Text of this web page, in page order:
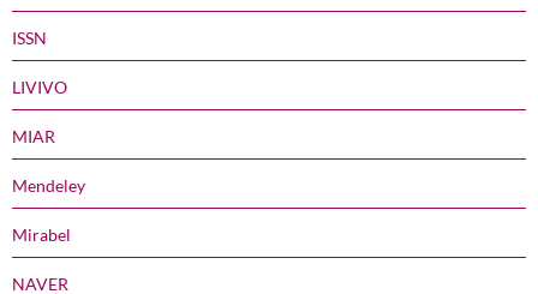
ISSN
LIVIVO
MIAR
Mendeley
Mirabel
NAVER